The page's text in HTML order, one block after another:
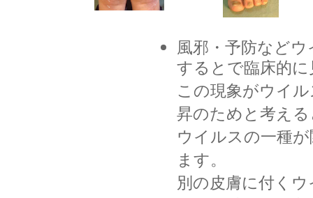
風邪・予防など
するとで臨床的
この現象がウイ
昇のためと考え
ウイルスの一種
ます。
別の皮膚に付く